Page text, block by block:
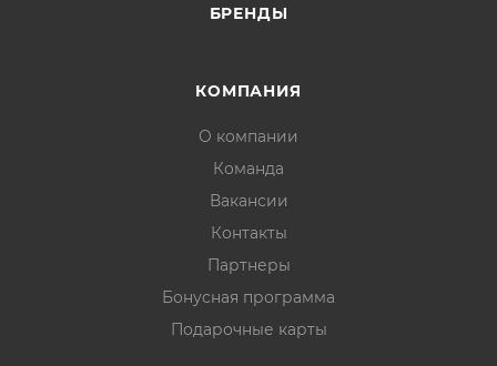
БРЕНДЫ
КОМПАНИЯ
О компании
Команда
Вакансии
Контакты
Партнеры
Бонусная программа
Подарочные карты